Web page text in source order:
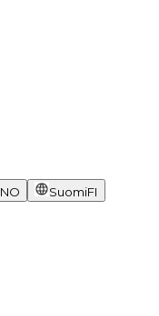
NO SuomiFI